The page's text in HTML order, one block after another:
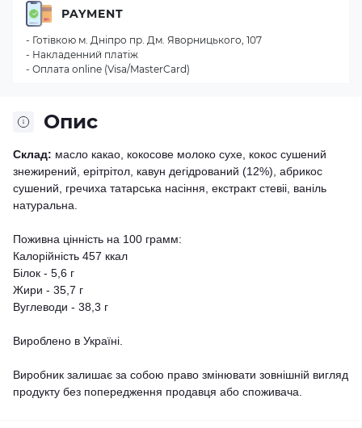
Опис
Склад: масло какао, кокосове молоко сухе, кокос сушений
знежирений, ерітрітол, кавун дегідрований (12%), абрикос
сушений, гречиха татарська насіння, екстракт стевіі, ваніль
натуральна.
Поживна цінність на 100 грамм:
Калорійність 457 ккал
Білок - 5,6 г
Жири - 35,7 г
Вуглеводи - 38,3 г
Вироблено в Україні.
Виробник залишає за собою право змінювати зовнішній вигляд
продукту без попередження продавця або споживача.
PAYMENT
- Готівкою м. Дніпро пр. Дм. Яворницького, 107
- Накладенний платіж
- Оплата online (Visa/MasterCard)